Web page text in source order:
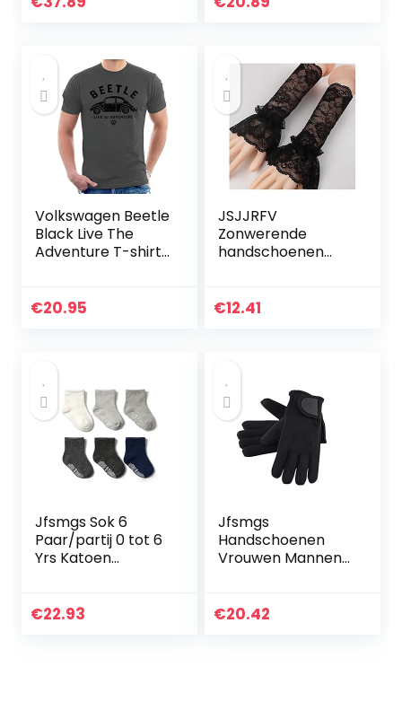
Volkswagen Beetle
Black Live The
Adventure T-shirt
€20.95
JSJJRFV
Zonwerende
handschoenen
Rijhandschoenen
€12.41
Jfsmgs Sok 6
Paar/partij 0 tot 6
Yrs Katoen
Jongens Meisje
€22.93
Jfsmgs
Handschoenen
Vrouwen Mannen
Handschoenen
€20.42